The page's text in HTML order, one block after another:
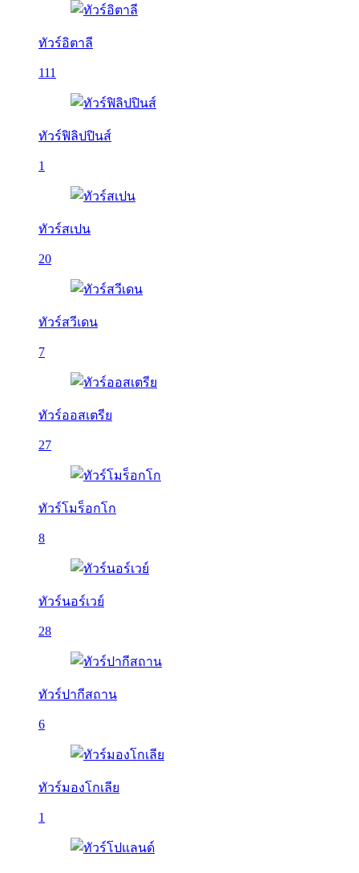
ทัวร์อิตาลี
111
ทัวร์ฟิลิปปินส์
1
ทัวร์สเปน
20
ทัวร์สวีเดน
7
ทัวร์ออสเตรีย
27
ทัวร์โมร็อกโก
8
ทัวร์นอร์เวย์
28
ทัวร์ปากีสถาน
6
ทัวร์มองโกเลีย
1